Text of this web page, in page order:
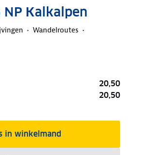
Kalkalpen
Wandelroutes
20,50
20,50
in winkelmand